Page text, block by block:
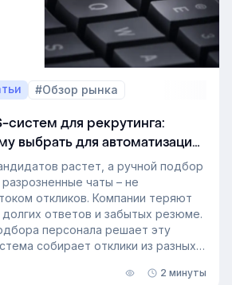
#Обзор рынка
систем для рекрутинга:
выбрать для автоматизации
растет, а ручной подбор
чаты – не
откликов. Компании теряют
долгих ответов и забытых резюме.
персонала решает эту
собирает отклики из разных
рутину. Сегодня программа для
2 минуты